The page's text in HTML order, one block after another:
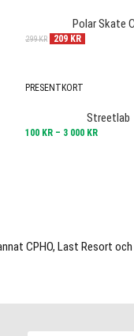
Polar Skate
299KR 209 KR
PRESENTKORT
Streetlab
100 KR – 3 000 KR
CPHO, Last Resort